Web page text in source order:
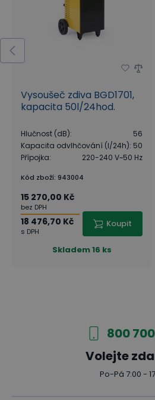
Vysoušeč zdiva BGD1701,
kapacita 50l/24hod.
Hlučnost (dB):
56
Kapacita odvlhčování (l/24h): 50
Přípojka: 220-240 V~50 Hz
Kód zboží: 943004
15 270,00 Kč
bez DPH
18 476,70 Kč
s DPH
Koupit
Skladem16 ks
800
Volejte
Po-Pá 7:00 -